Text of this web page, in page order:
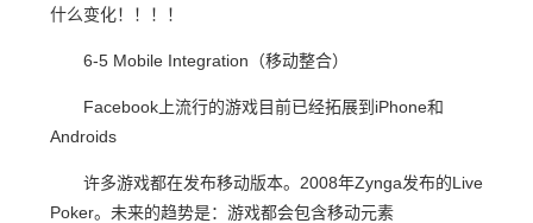
什么变化！！！！
6-5 Mobile Integration（移动整合）
Facebook上流行的游戏目前已经拓展到iPhone和
Androids
许多游戏都在发布移动版本。2008年Zynga发布的Live
Poker。未来的趋势是：游戏都会包含移动元素